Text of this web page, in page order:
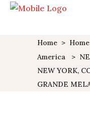
Home > Home
America
>
NEW YORK,
GRANDE